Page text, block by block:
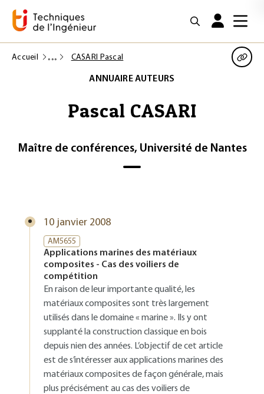
Accueil CASARI Pascal
ANNUAIRE AUTEURS
Pascal CASARI
Maître de conférences, Université de Nantes
10 janvier 2008
AM5655
Applications marines des matériaux
composites - Cas des voiliers de
compétition
En raison de leur importante qualité, les
matériaux composites sont très largement
utilisés dans le domaine « marine ». Ils y ont
supplanté la construction classique en bois
depuis nien des années. L’objectif de cet article
est de s’intéresser aux applications marines des
matériaux composites de façon générale, mais
plus précisément au cas des voiliers de